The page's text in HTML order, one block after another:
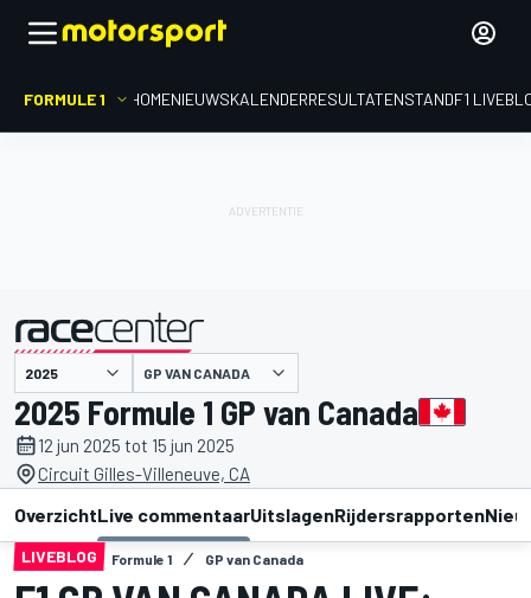
FORMULE 1 HOMENIEUWSKALENDERRESULTATENSTANDF1
GP VAN CANADA
2025 Formule 1 GP van Canada
12 jun 2025 tot 15 jun 2025
Circuit Gilles-Villeneuve, CA
OverzichtLive commentaarUitslagenRijdersrapporten
LIVEBLOG Formule 1 GP van Canada